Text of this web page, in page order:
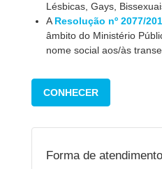
Lésbicas, Gays,
A Resolução nº 2077/
âmbito do Ministério
nome social aos/às
CONHECER
Forma de